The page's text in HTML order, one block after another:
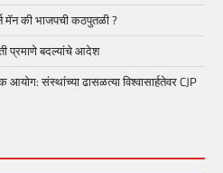
की भाजपची कठपुतळी ?
प्रमाणे बदल्यांचे आदेश
संस्थांच्या ढासळत्या विश्वासार्हतेवर CJP